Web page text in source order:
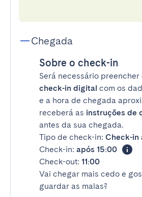
Chegada
Sobre o check-in
Será necessário preencher
check-in digital com os
e a hora de chegada
receberá as instruções de
antes da sua chegada.
Tipo de check-in: Check-in
Check-in: após 15:00
Check-out: 11:00
Vai chegar mais cedo e
guardar as malas?